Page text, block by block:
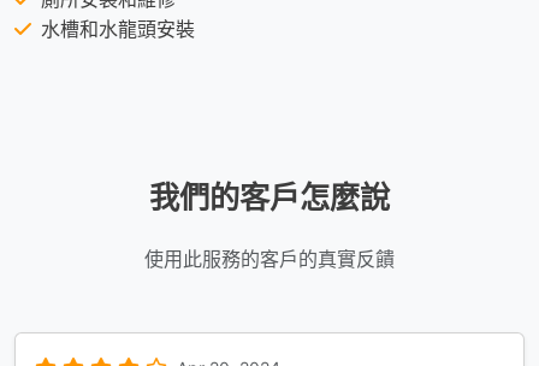
水槽和水龍頭安裝
我們的客戶怎麼說
使用此服務的客戶的真實反饋